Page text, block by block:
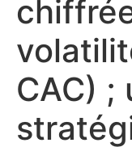
CAC) ;